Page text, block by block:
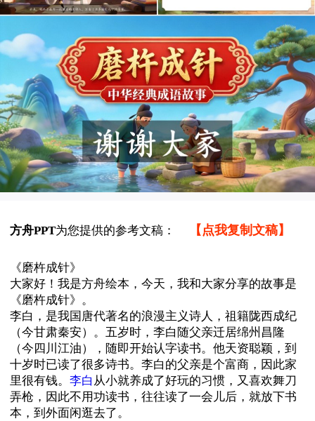
方舟PPT为您提供的参考文稿： 【点我复制文稿】
《磨杵成针》
大家好！我是方舟绘本，今天，我和大家分享的故事是
《磨杵成针》。
李白，是我国唐代著名的浪漫主义诗人，祖籍陇西成纪
（今甘肃秦安）。五岁时，李白随父亲迁居绵州昌隆
（今四川江油），随即开始认字读书。他天资聪颖，到
十岁时已读了很多诗书。李白的父亲是个富商，因此家
里很有钱。李白 从小就养成了好玩的习惯，又喜欢舞刀
弄枪，因此不用功读书，往往读了一会儿后，就放下书
本，到外面闲逛去了。